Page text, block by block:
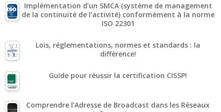
Implémentation d’un SMCA (système de management
de la continuité de l’activité) conformément à la norme
ISO 22301
Lois, réglementations, normes et standards : la
différence!
Guide pour réussir la certification CISSP!
Comprendre l’Adresse de Broadcast dans les Réseaux